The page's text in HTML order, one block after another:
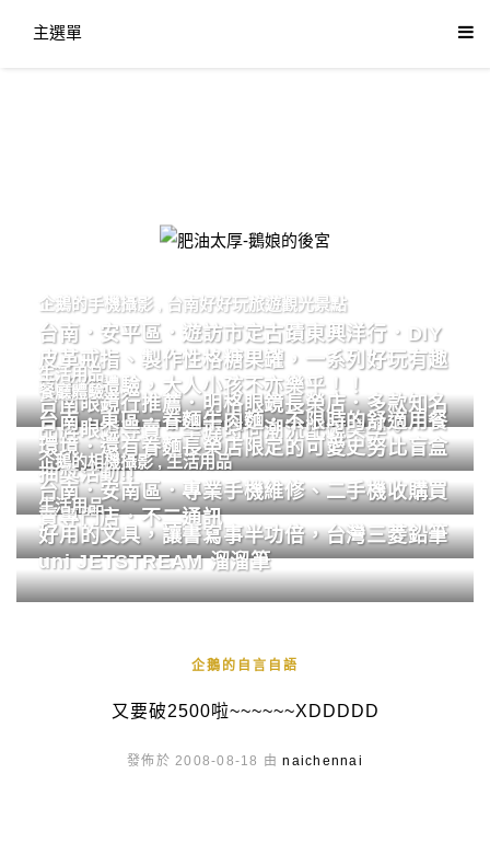
主選單
肥油太厚-鵝娘的後宮
企鵝的手機攝影 台南好好玩旅遊觀光景點
台南．安平區．遊訪市定古蹟東興洋行．DIY
皮革戒指、製作性格糖果罐，一系列好玩有趣
的手作體驗，大人小孩不亦樂乎！！
生活用品
台南眼鏡行推薦．明格眼鏡長榮店．多款知名
品牌眼鏡專賣．掌握時尚潮流配鏡美學。
餐廳體驗
台南．東區．眷麵牛肉麵．不限時的舒適用餐
環境．還有眷麵長榮店限定的可愛史努比盲盒
抽獎活動!!
企鵝的相機攝影,生活用品
台南．安南區．專業手機維修、二手機收購買
賣專門店．不二通訊
生活用品
好用的文具，讓書寫事半功倍，台灣三菱鉛筆
uni JETSTREAM 溜溜筆
企鵝的自言自語
又要破2500啦~~~~~~XDDDDD
發佈於 2008-08-18 由naichennai